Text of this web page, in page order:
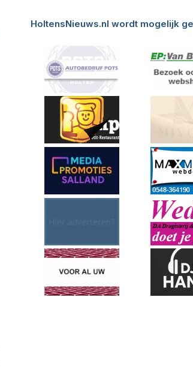
HoltensNieuws.nl wordt mogelijk